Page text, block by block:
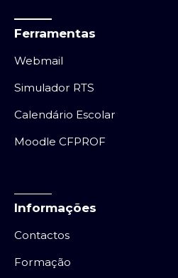
Ferramentas
Webmail
Simulador RTS
Calendário Escolar
Moodle CFPROF
Informações
Contactos
Formação